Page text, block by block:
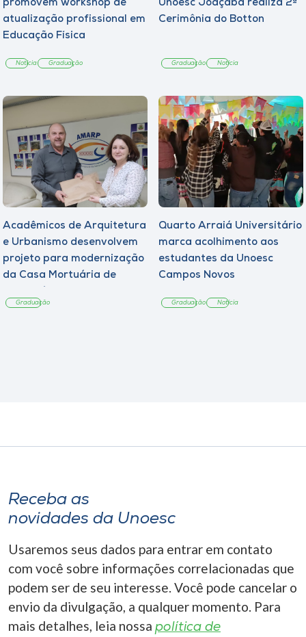
promovem workshop de
atualização profissional em
Educação Física
Notícia Graduação
Unoesc Joaçaba realiza 2ª
Cerimônia do Botton
Graduação Notícia
Acadêmicos de Arquitetura
e Urbanismo desenvolvem
projeto para modernização
da Casa Mortuária de
Graduação
Quarto Arraiá Universitário
marca acolhimento aos
estudantes da Unoesc
Campos Novos
Graduação Notícia
Receba as
novidades da Unoesc
Usaremos seus dados para entrar em contato
com você sobre informações correlacionadas que
podem ser de seu interesse. Você pode cancelar o
envio da divulgação, a qualquer momento. Para
mais detalhes, leia nossa política de